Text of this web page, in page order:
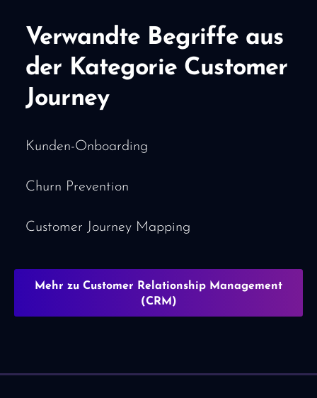
Verwandte Begriffe aus
der Kategorie Customer
Journey
Kunden-Onboarding
Churn Prevention
Customer Journey Mapping
Mehr zu Customer Relationship Management
(CRM)